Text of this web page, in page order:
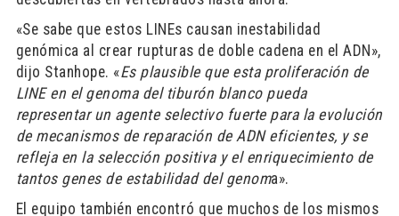
«Se sabe que estos LINEs causan inestabilidad
genómica al crear rupturas de doble cadena en el ADN»,
dijo Stanhope. «Es plausible que esta proliferación de
LINE en el genoma del tiburón blanco pueda
representar un agente selectivo fuerte para la evolución
de mecanismos de reparación de ADN eficientes, y se
refleja en la selección positiva y el enriquecimiento de
tantos genes de estabilidad del genoma».
El equipo también encontró que muchos de los mismos